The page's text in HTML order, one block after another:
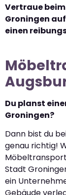
Vertraue
Groningen
einen
Du planst
Groningen?
Dann bist du
genau richtig!
Stadt
ein